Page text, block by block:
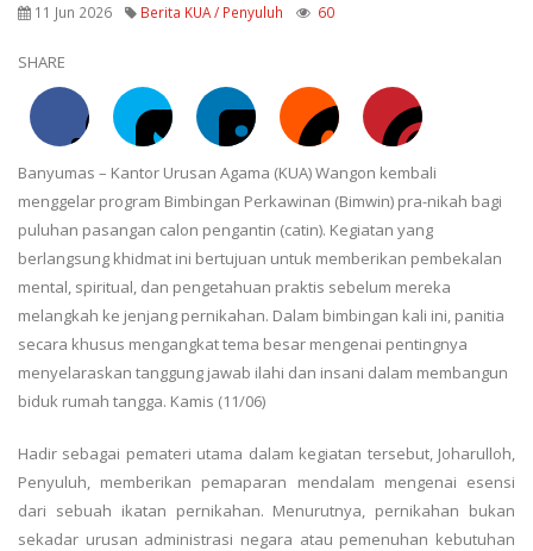
11 Jun 2026 Berita KUA / Penyuluh 60
SHARE
Banyumas – Kantor Urusan Agama (KUA) Wangon kembali
menggelar program Bimbingan Perkawinan (Bimwin) pra-nikah bagi
puluhan pasangan calon pengantin (catin). Kegiatan yang
berlangsung khidmat ini bertujuan untuk memberikan pembekalan
mental, spiritual, dan pengetahuan praktis sebelum mereka
melangkah ke jenjang pernikahan. Dalam bimbingan kali ini, panitia
secara khusus mengangkat tema besar mengenai pentingnya
menyelaraskan tanggung jawab ilahi dan insani dalam membangun
biduk rumah tangga. Kamis (11/06)
Hadir sebagai pemateri utama dalam kegiatan tersebut, Joharulloh,
Penyuluh, memberikan pemaparan mendalam mengenai esensi
dari sebuah ikatan pernikahan. Menurutnya, pernikahan bukan
sekadar urusan administrasi negara atau pemenuhan kebutuhan